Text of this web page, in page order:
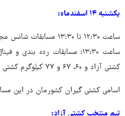
یکشنبه ۱۴ اسفندماه:
ساعت ۱۲:۳۰ تا ۱۳:۳۰ مسابقات شانس مجدد اوزان روز قبل
کشتی آزاد و ۶۰، ۶۷ و ۷۷ کیلوگرم کشتی آزاد
اسامی کشتی گیران کشورمان در این